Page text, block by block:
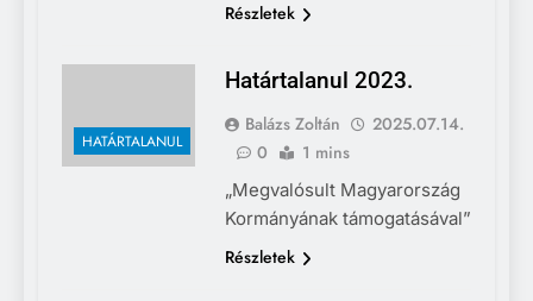
Részletek
HATÁRTALANUL
Határtalanul 2023.
Balázs Zoltán
2025.07.14.
0
1 mins
„Megvalósult Magyarország
Kormányának támogatásával”
Részletek